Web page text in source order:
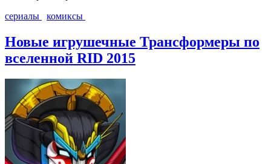
сериалы
комиксы
Новые игрушечные Трансформеры по
вселенной RID 2015